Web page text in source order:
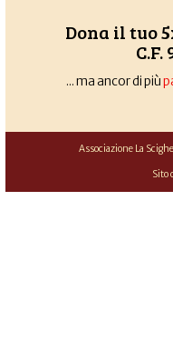
Dona il tuo
C.F.
... ma ancor di più
Associazione La
Sito